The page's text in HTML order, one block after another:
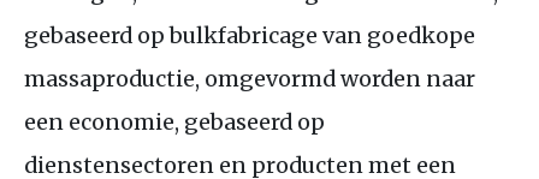
gebaseerd op bulkfabricage van goedkope
massaproductie, omgevormd worden naar
een economie, gebaseerd op
dienstensectoren en producten met een